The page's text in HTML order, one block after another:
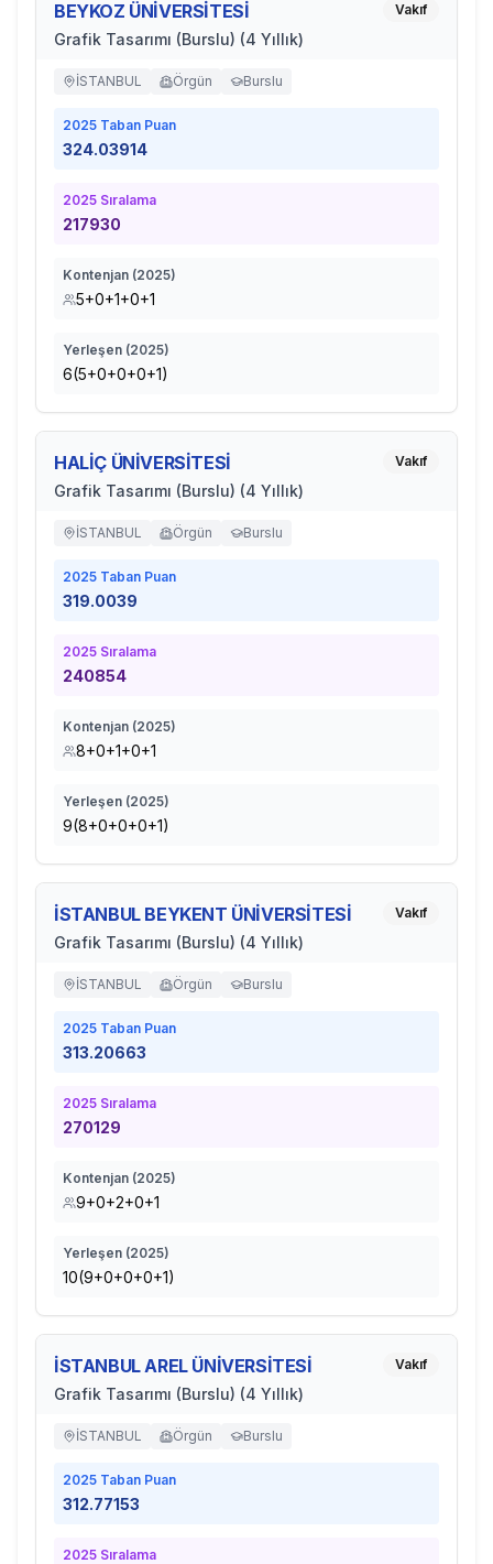
BEYKOZ ÜNİVERSİTESİ
Grafik Tasarımı (Burslu) (4 Yıllık)
Vakıf
İSTANBUL Örgün Burslu
2025 Taban Puan
324.03914
2025 Sıralama
217930
Kontenjan (2025)
5+0+1+0+1
Yerleşen (2025)
6(5+0+0+0+1)
HALİÇ ÜNİVERSİTESİ
Grafik Tasarımı (Burslu) (4 Yıllık)
Vakıf
İSTANBUL Örgün Burslu
2025 Taban Puan
319.0039
2025 Sıralama
240854
Kontenjan (2025)
8+0+1+0+1
Yerleşen (2025)
9(8+0+0+0+1)
İSTANBUL BEYKENT ÜNİVERSİTESİ
Grafik Tasarımı (Burslu) (4 Yıllık)
Vakıf
İSTANBUL Örgün Burslu
2025 Taban Puan
313.20663
2025 Sıralama
270129
Kontenjan (2025)
9+0+2+0+1
Yerleşen (2025)
10(9+0+0+0+1)
İSTANBUL AREL ÜNİVERSİTESİ
Grafik Tasarımı (Burslu) (4 Yıllık)
Vakıf
İSTANBUL Örgün Burslu
2025 Taban Puan
312.77153
2025 Sıralama